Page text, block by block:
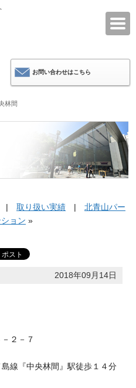
お問い合わせはこちら
林間
| 取り扱い実績| 北青山パー
ョン »
2018年09月14日
２－７
線『中央林間』駅徒歩１４分